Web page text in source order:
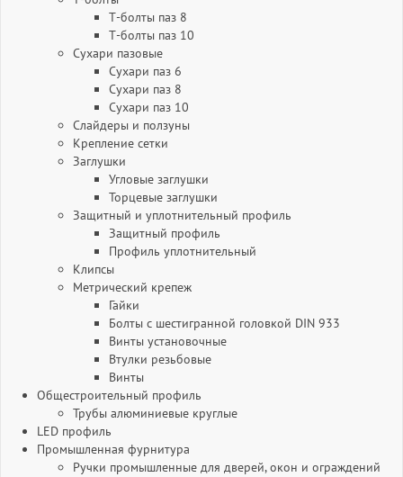
Т-болты паз 8
Т-болты паз 10
Сухари пазовые
Сухари паз 6
Сухари паз 8
Сухари паз 10
Слайдеры и ползуны
Крепление сетки
Заглушки
Угловые заглушки
Торцевые заглушки
Защитный и уплотнительный профиль
Защитный профиль
Профиль уплотнительный
Клипсы
Метрический крепеж
Гайки
Болты с шестигранной головкой DIN 933
Винты установочные
Втулки резьбовые
Винты
Общестроительный профиль
Трубы алюминиевые круглые
LED профиль
Промышленная фурнитура
Ручки промышленные для дверей, окон и ограждений